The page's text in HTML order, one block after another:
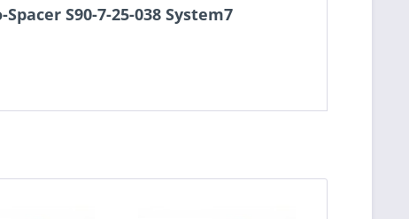
S90-7-25-038 System7